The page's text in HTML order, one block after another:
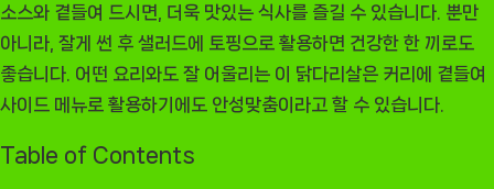
소스와 곁들여 드시면, 더욱 맛있는 식사를 즐길 수 있습니다. 뿐만
아니라, 잘게 썬 후 샐러드에 토핑으로 활용하면 건강한 한 끼로도
좋습니다. 어떤 요리와도 잘 어울리는 이 닭다리살은 커리에 곁들여
사이드 메뉴로 활용하기에도 안성맞춤이라고 할 수 있습니다.
Table of Contents